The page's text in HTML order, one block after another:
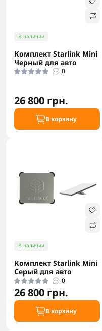
В наличии
Комплект Starlink Mini
Черный для авто
0
26 800 грн.
В корзину
В наличии
Комплект Starlink Mini
Серый для авто
0
26 800 грн.
В корзину